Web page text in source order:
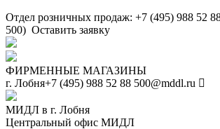
Отдел розничных продаж: +7 (495) 988 52
500) Оставить заявку
ФИРМЕННЫЕ МАГАЗИНЫ
г. Лобня+7 (495) 988 52 88 500@mddl.ru
МИДЛ в г. Лобня
Центральный офис МИДЛ